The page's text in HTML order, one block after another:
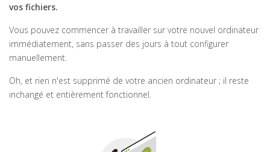
vos fichiers.
Vous pouvez commencer à travailler sur votre nouvel ordinateur
immédiatement, sans passer des jours à tout configurer
manuellement.
Oh, et rien n'est supprimé de votre ancien ordinateur ; il reste
inchangé et entièrement fonctionnel.